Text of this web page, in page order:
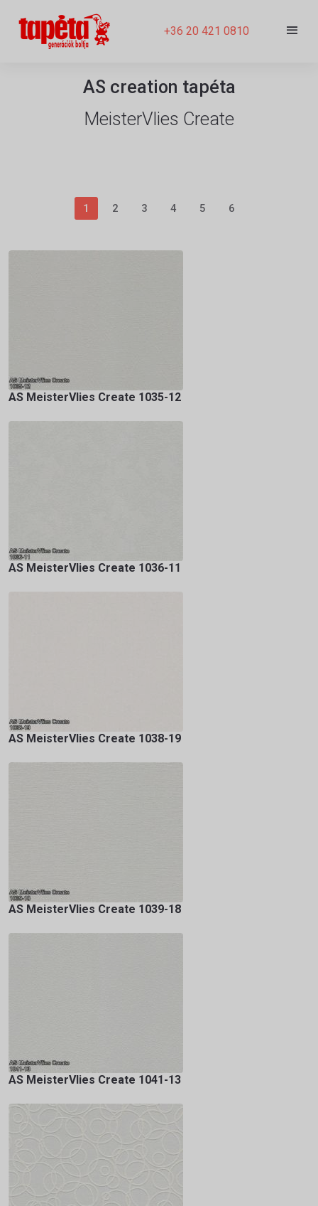
+36 20 421 0810
AS creation tapéta
MeisterVlies Create
1 2 3 4 5 6
AS MeisterVlies Create 1035-12
AS MeisterVlies Create 1036-11
AS MeisterVlies Create 1038-19
AS MeisterVlies Create 1039-18
AS MeisterVlies Create 1041-13